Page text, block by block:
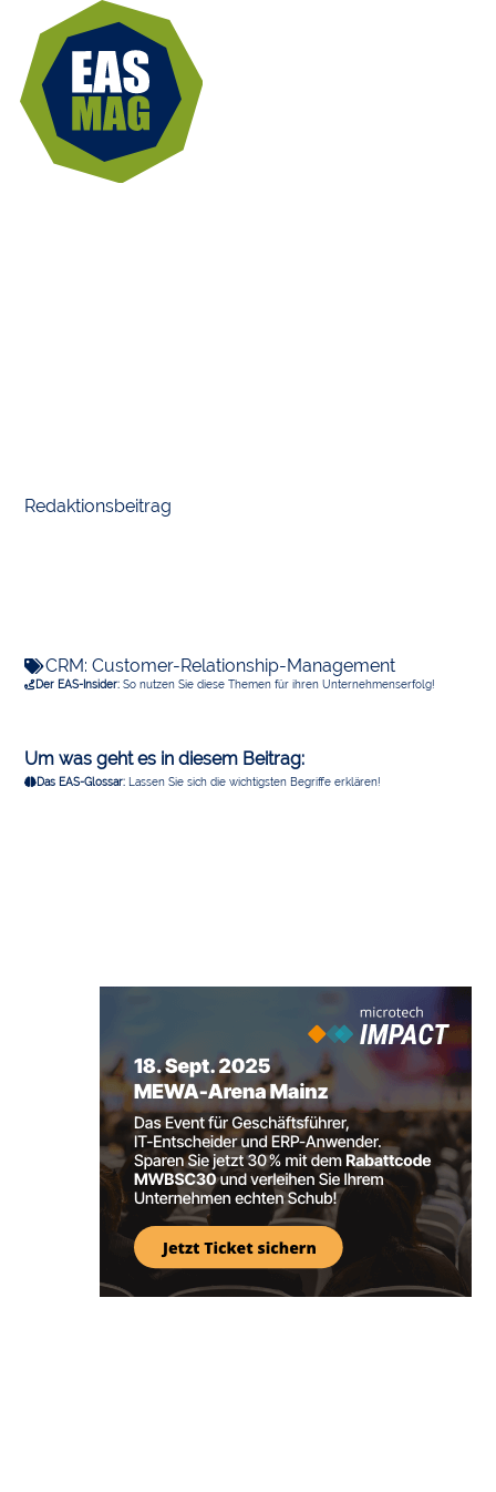
Redaktionsbeitrag
CRM: Customer-Relationship-Management
Der EAS-Insider: So nutzen Sie diese Themen für ihren Unternehmenserfolg!
Um was geht es in diesem Beitrag:
Das EAS-Glossar: Lassen Sie sich die wichtigsten Begriffe erklären!